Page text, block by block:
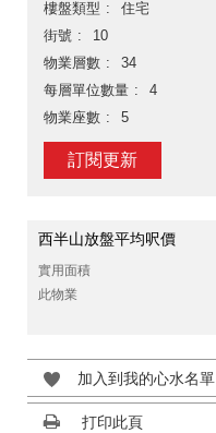
樓盤類型
住宅
街號
10
物業層數
34
每層單位數量
4
物業座數
5
訂閱更新
西半山放盤平均呎價
實用面積
此物業
加入到我的心水名單
打印此頁